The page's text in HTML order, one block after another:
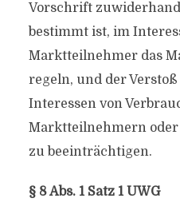
Vorschrift
bestimmt ist, im
Marktteilnehmer das
regeln, und der
Interessen von
Marktteilnehmern
zu beeinträchtigen.
§ 8 Abs. 1 Satz 1 UWG